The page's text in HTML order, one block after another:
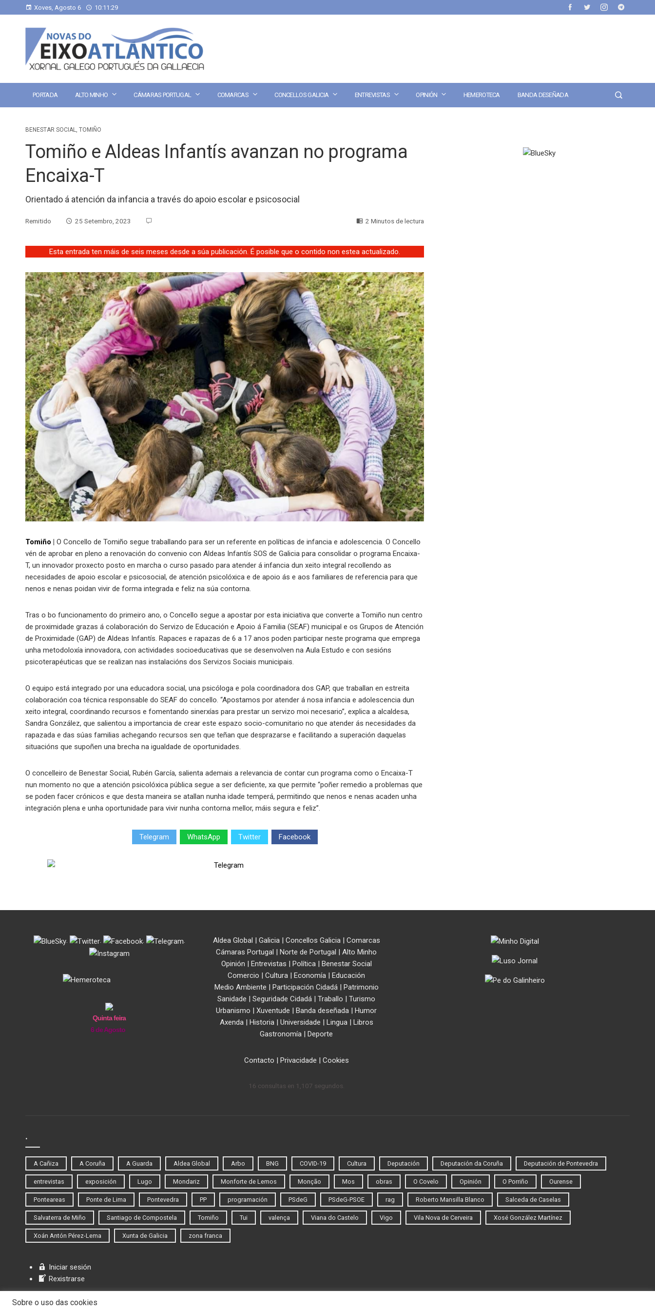
Xoves, Agosto 6 10:11:30
PORTADA ALTO MINHO CÁMARAS PORTUGAL COMARCAS CONCELLOS GALICIA ENTREVISTAS OPINIÓN HEMEROTECA BANDA DESEÑADA
BENESTAR SOCIAL, TOMIÑO
Tomiño e Aldeas Infantís avanzan no programa
Encaixa-T
Orientado á atención da infancia a través do apoio escolar e psicosocial
Remitido 25 Setembro, 2023 2 Minutos de lectura
Esta entrada ten máis de seis meses desde a súa publicación. É posible que o contido non estea actualizado.
Tomiño
O Concello de Tomiño segue traballando para ser un referente en políticas de infancia e adolescencia. O Concello
vén de aprobar en pleno a renovación do convenio con Aldeas Infantís SOS de Galicia para consolidar o programa Encaixa-
T, un innovador proxecto posto en marcha o curso pasado para atender á infancia dun xeito integral recollendo as
necesidades de apoio escolar e psicosocial, de atención psicolóxica e de apoio ás e aos familiares de referencia para que
nenos e nenas poidan vivir de forma integrada e feliz na súa contorna.
Tras o bo funcionamento do primeiro ano, o Concello segue a apostar por esta iniciativa que converte a Tomiño nun centro
de proximidade grazas á colaboración do Servizo de Educación e Apoio á Familia (SEAF) municipal e os Grupos de Atención
de Proximidade (GAP) de Aldeas Infantís. Rapaces e rapazas de 6 a 17 anos poden participar neste programa que emprega
unha metodoloxía innovadora, con actividades socioeducativas que se desenvolven na Aula Estudo e con sesións
psicoterapéuticas que se realizan nas instalacións dos Servizos Sociais municipais.
O equipo está integrado por una educadora social, una psicóloga e pola coordinadora dos GAP, que traballan en estreita
colaboración coa técnica responsable do SEAF do concello. “Apostamos por atender á nosa infancia e adolescencia dun
xeito integral, coordinando recursos e fomentando sinerxías para prestar un servizo moi necesario”, explica a alcaldesa,
Sandra González, que salientou a importancia de crear este espazo socio-comunitario no que atender ás necesidades da
rapazada e das súas familias achegando recursos sen que teñan que desprazarse e facilitando a superación daquelas
situacións que supoñen una brecha na igualdade de oportunidades.
O concelleiro de Benestar Social, Rubén García, salienta ademais a relevancia de contar cun programa como o Encaixa-T
nun momento no que a atención psicolóxica pública segue a ser deficiente, xa que permite “poñer remedio a problemas que
se poden facer crónicos e que desta maneira se atallan nunha idade temperá, permitindo que nenos e nenas acaden unha
integración plena e unha oportunidade para vivir nunha contorna mellor, máis segura e feliz”.
Telegram WhatsApp Twitter Facebook
. . . .
Quinta feira
6 de Agosto
Aldea Global Galicia| Concellos Galicia| Comarcas
Cámaras Portugal
Norte de Portugal
Alto Minho
Opinión
Entrevistas Política|
Benestar Social
Comercio
Cultura Economía
Educación
Medio Ambiente
Participación Cidadá|
Patrimonio
Sanidade
Seguridade Cidadá Traballo
Turismo
Urbanismo
Xuventude Banda deseñada
Humor
Axenda| Historia| Universidade Lingua|
Libros
Gastronomía
Deporte
Contacto Privacidade Cookies
16 consultas en 1,107 segundos.
.
A Cañiza A Coruña A Guarda Aldea Global Arbo BNG COVID-19 Cultura Deputación Deputación da Coruña Deputación de Pontevedra
entrevistas exposición Lugo Mondariz Monforte de Lemos Monção Mos obras O Covelo Opinión O Porriño Ourense
Ponteareas Ponte de Lima Pontevedra PP programación PSdeG PSdeG-PSOE rag Roberto Mansilla Blanco Salceda de Caselas
Salvaterra de Miño Santiago de Compostela Tomiño Tui valença Viana do Castelo Vigo Vila Nova de Cerveira Xosé González Martínez
Xoán Antón Pérez-Lema Xunta de Galicia zona franca
Iniciar sesión
Rexistrarse
Sobre o uso das cookies